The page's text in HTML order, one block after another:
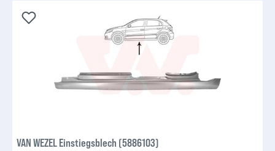
VAN WEZEL Einstiegsblech (5886103)